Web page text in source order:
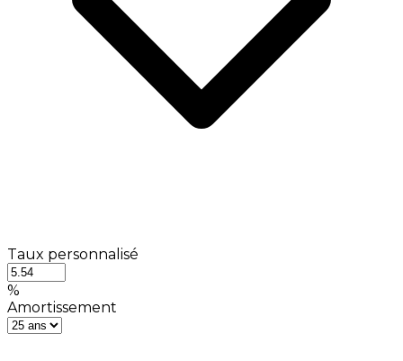
Taux personnalisé
%
Amortissement